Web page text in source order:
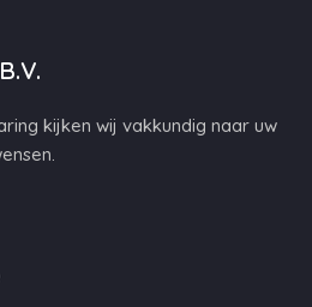
kijken wij vakkundig naar uw